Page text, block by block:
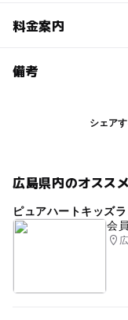
予約/応募
料金案内
料金について
（65歳以上・要
備考
※掲載の情報は
ることがありま
シェア
広島県内のオスス
ピュアハートキッズ
会